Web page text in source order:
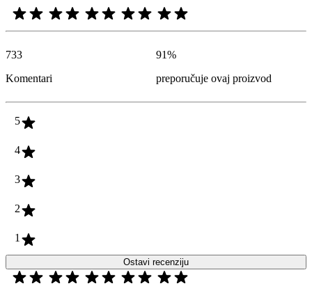
733
Komentari
91%
preporučuje ovaj proizvod
5
4
3
2
1
Ostavi recenziju